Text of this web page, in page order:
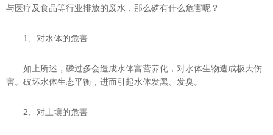
与医疗及食品等行业排放的废水，那么磷有什么危害呢？
1、对水体的危害
如上所述，磷过多会造成水体富营养化，对水体生物造成极大伤
害。破坏水体生态平衡，进而引起水体发黑、发臭。
2、对土壤的危害